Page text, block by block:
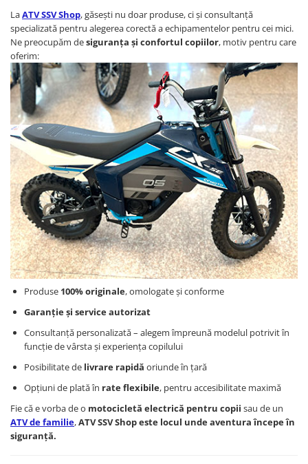
LaATV SSV Shop, găsești nu doar produse, ci și consultanță
specializată pentru alegerea corectă a echipamentelor pentru cei mici.
Ne preocupăm desiguranța și confortul copiilor, motiv pentru care
oferim:
Produse 100% originale, omologate și conforme
Garanție și service autorizat
Consultanță personalizată – alegem împreună modelul potrivit în
funcție de vârsta și experiența copilului
Posibilitate de livrare rapidă oriunde în țară
Opțiuni de plată în rate flexibile, pentru accesibilitate maximă
Fie că e vorba de o motocicletă electrică pentru copii sau de un
ATV de familie,ATV SSV Shop este locul unde aventura începe în
siguranță.